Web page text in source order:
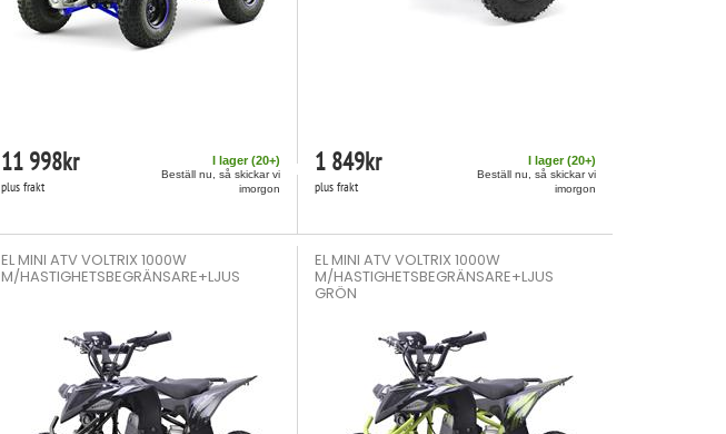
11 998kr
plus frakt
I lager (20+)
Beställ nu, så skickar vi
imorgon
1 849kr
plus frakt
I lager (20+)
Beställ nu, så skickar vi
imorgon
EL MINI ATV VOLTRIX 1000W
M/HASTIGHETSBEGRÄNSARE+LJUS
EL MINI ATV VOLTRIX 1000W
M/HASTIGHETSBEGRÄNSARE+LJUS
GRÖN